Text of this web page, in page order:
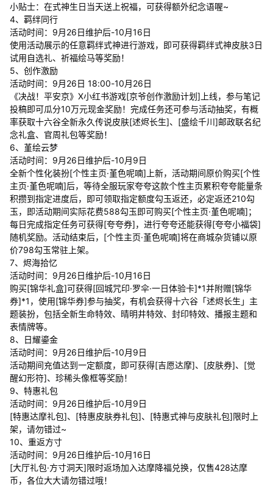
小贴士：在式神生日当天送上祝福，可获得额外纪念语喔~
4、羁绊同行
活动时间：9月26日维护后-10月16日
使用活动展示的任意羁绊式神进行游戏，即可获得羁绊式神皮肤3日
试用自选礼、祈福绘马等奖励！
5、创作激励
活动时间：9月26日 18:00-10月26日
《决战！平安京》X小红书游戏[京爷创作激励计划]上线，参与笔记
投稿即可瓜分10万元现金奖励！完成任务还可参与活动抽奖，有概
率获取十六谷全新永久传说皮肤[述烬长生]、[盛绘千川]邮政联名纪
念礼盒、官周礼包等奖励！
6、堇绘云梦
活动时间：9月26日维护后-10月9日
全新个性化装扮[个性主页·堇色呢喃]上新，活动期间原价购买[个性
主页·堇色呢喃]后，等待全服玩家夸夸这款个性主页累积夸夸能量条
积攒到指定进度后，即可领取指定额度勾玉返还，必定返还210勾
玉，即活动期间实际花费588勾玉即可购买[个性主页·堇色呢喃]；
每日完成指定任务可获得[夸夸券]，进行夸夸还能获得[夸夸小福袋]
随机奖励。活动结束后，[个性主页·堇色呢喃]将在商城杂货铺以原
价798勾玉常驻上架。
7、烬海拾忆
活动时间：9月26日维护后-10月16日
购买[锦华礼盒]可获得[回城咒印·罗伞·一日体验卡]*1并附赠[锦华
券]*1，使用[锦华券]参与抽奖，有机会获得十六谷「述烬长生」主
题装扮，包括全新生命特效、晴明井特效、封印特效、播报主题和
表情牌等。
8、日耀鎏金
活动时间：9月26日维护后-10月9日
活动期间充值达到一定额度，即可获得[吉愿达摩]、[皮肤券]、[觉
醒幻形符]、珍稀头像框等奖励！
9、特惠礼包
活动时间：9月26日维护后-10月9日
[特惠达摩礼包]、[特惠皮肤券礼包]、[特惠式神与皮肤礼包]限时上
架，请勿错过~
10、重返方寸
活动时间：9月26日维护后-10月16日
[大厅礼包·方寸洞天]限时返场加入达摩降福兑换，仅售428达摩
币，各位大大请勿错过哦！